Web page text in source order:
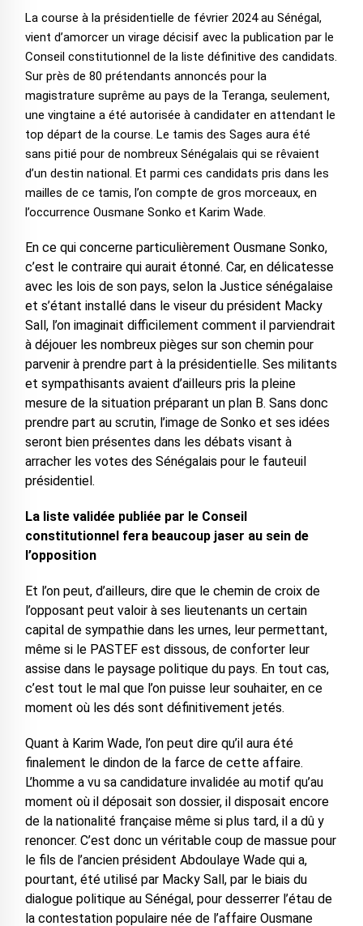
La course à la présidentielle de février 2024 au Sénégal,
vient d’amorcer un virage décisif avec la publication par le
Conseil constitutionnel de la liste définitive des candidats.
Sur près de 80 prétendants annoncés pour la
magistrature suprême au pays de la Teranga, seulement,
une vingtaine a été autorisée à candidater en attendant le
top départ de la course. Le tamis des Sages aura été
sans pitié pour de nombreux Sénégalais qui se rêvaient
d’un destin national. Et parmi ces candidats pris dans les
mailles de ce tamis, l’on compte de gros morceaux, en
l’occurrence Ousmane Sonko et Karim Wade.
En ce qui concerne particulièrement Ousmane Sonko,
c’est le contraire qui aurait étonné. Car, en délicatesse
avec les lois de son pays, selon la Justice sénégalaise
et s’étant installé dans le viseur du président Macky
Sall, l’on imaginait difficilement comment il parviendrait
à déjouer les nombreux pièges sur son chemin pour
parvenir à prendre part à la présidentielle. Ses militants
et sympathisants avaient d’ailleurs pris la pleine
mesure de la situation préparant un plan B. Sans donc
prendre part au scrutin, l’image de Sonko et ses idées
seront bien présentes dans les débats visant à
arracher les votes des Sénégalais pour le fauteuil
présidentiel.
La liste validée publiée par le Conseil
constitutionnel fera beaucoup jaser au sein de
l’opposition
Et l’on peut, d’ailleurs, dire que le chemin de croix de
l’opposant peut valoir à ses lieutenants un certain
capital de sympathie dans les urnes, leur permettant,
même si le PASTEF est dissous, de conforter leur
assise dans le paysage politique du pays. En tout cas,
c’est tout le mal que l’on puisse leur souhaiter, en ce
moment où les dés sont définitivement jetés.
Quant à Karim Wade, l’on peut dire qu’il aura été
finalement le dindon de la farce de cette affaire.
L’homme a vu sa candidature invalidée au motif qu’au
moment où il déposait son dossier, il disposait encore
de la nationalité française même si plus tard, il a dû y
renoncer. C’est donc un véritable coup de massue pour
le fils de l’ancien président Abdoulaye Wade qui a,
pourtant, été utilisé par Macky Sall, par le biais du
dialogue politique au Sénégal, pour desserrer l’étau de
la contestation populaire née de l’affaire Ousmane